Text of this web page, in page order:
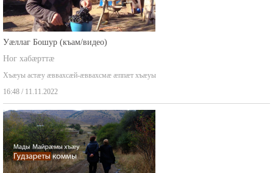
Уæллаг Бошур (къам/видео)
Ног хабæрттæ
Хъæуы астæу æввахсæй-æввахсмæ æппæт хъæуы
16:48 / 11.11.2022